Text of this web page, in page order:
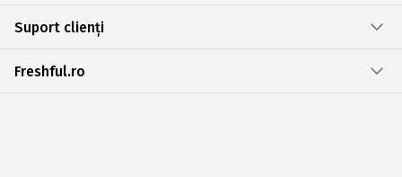
Suport clienți
Freshful.ro